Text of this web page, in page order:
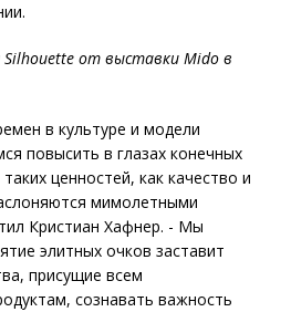
от выставки Mido в
в культуре и модели
повысить в глазах конечных
ценностей, как качество и
мимолетными
Кристиан Хафнер. - Мы
элитных очков заставит
присущие всем
сознавать важность